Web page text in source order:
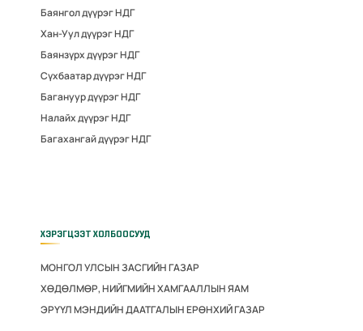
Баянгол дүүрэг НДГ
Хан-Уул дүүрэг НДГ
Баянзүрх дүүрэг НДГ
Сүхбаатар дүүрэг НДГ
Багануур дүүрэг НДГ
Налайх дүүрэг НДГ
Багахангай дүүрэг НДГ
ХЭРЭГЦЭЭТ ХОЛБООСУУД
МОНГОЛ УЛСЫН ЗАСГИЙН ГАЗАР
ХӨДӨЛМӨР, НИЙГМИЙН ХАМГААЛЛЫН ЯАМ
ЭРҮҮЛ МЭНДИЙН ДААТГАЛЫН ЕРӨНХИЙ ГАЗАР